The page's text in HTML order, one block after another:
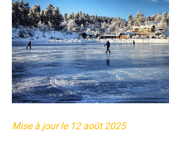
Mise à jour le 12 août 2025